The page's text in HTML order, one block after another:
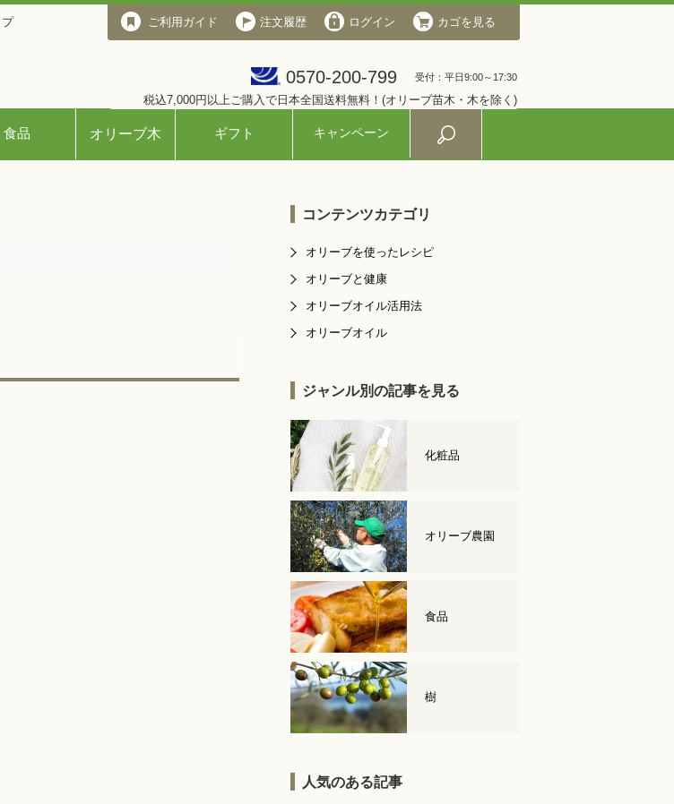
ご利用ガイド 注文履歴 ログイン カゴを見る
0570-200-799 受付：平日9:00～17:30
税込7,000円以上ご購入で日本全国送料無料！(オリーブ苗木・木を除く)
食品 オリーブ木 ギフト キャンペーン
ご利用ガイド 会社概要 ログイン カゴを見る
0570-200-799 受付：平日9:00～17:30
コンテンツカテゴリ
オリーブを使ったレシピ
オリーブと健康
オリーブオイル活用法
オリーブオイル
ジャンル別の記事を見る
化粧品
オリーブ農園
食品
樹
人気のある記事